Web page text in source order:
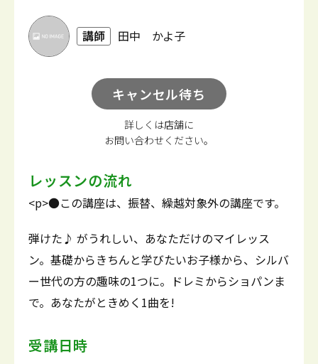
講師 田中 かよ子
キャンセル待ち
詳しくは店舗に
お問い合わせください。
レッスンの流れ
<p>●この講座は、振替、繰越対象外の講座です。
弾けた♪ がうれしい、あなただけのマイレッス
ン。基礎からきちんと学びたいお子様から、シルバ
ー世代の方の趣味の1つに。ドレミからショパンま
で。あなたがときめく1曲を!
受講日時